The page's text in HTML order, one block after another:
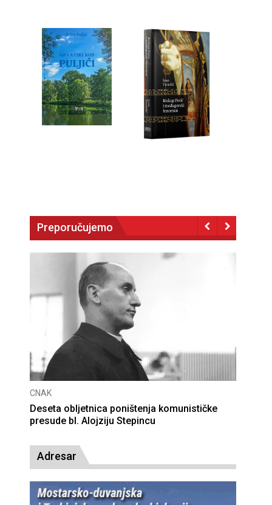
Preporučujemo
CNAK
Deseta obljetnica poništenja komunističke
presude bl. Alojziju Stepincu
Adresar